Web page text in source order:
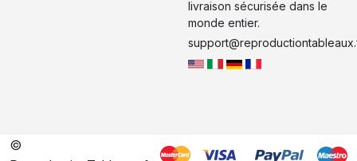
livraison sécurisée dans le
monde entier.
©